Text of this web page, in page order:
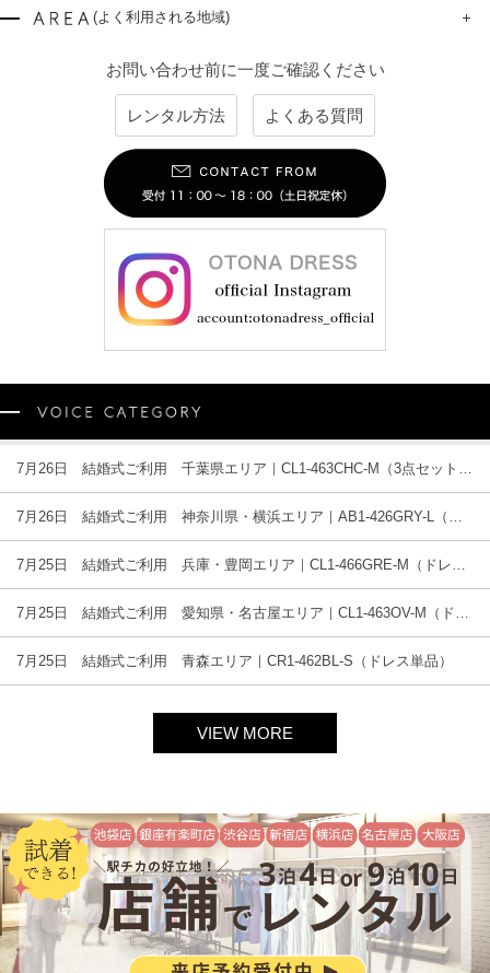
(よく利用される地域)
お問い合わせ前に一度ご確認ください
レンタル方法 よくある質問
7月26日 結婚式ご利用 千葉県エリア｜CL1-463CHC-M（3点セット(バッグ)）
7月26日 結婚式ご利用 神奈川県・横浜エリア｜AB1-426GRY-L（ドレス単品）
7月25日 結婚式ご利用 兵庫・豊岡エリア｜CL1-466GRE-M（ドレス単品）
7月25日 結婚式ご利用 愛知県・名古屋エリア｜CL1-463OV-M（ドレス単品）
7月25日 結婚式ご利用 青森エリア｜CR1-462BL-S（ドレス単品）
VIEW MORE